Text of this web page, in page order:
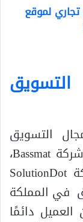
لموقع
التسويق
الالكتروني مثل شركة Wsistream، وشركة Bassmat،
وشركة Ebhar، وشركة FCB، وشركة SolutionDot
في المملكة
دائمًا